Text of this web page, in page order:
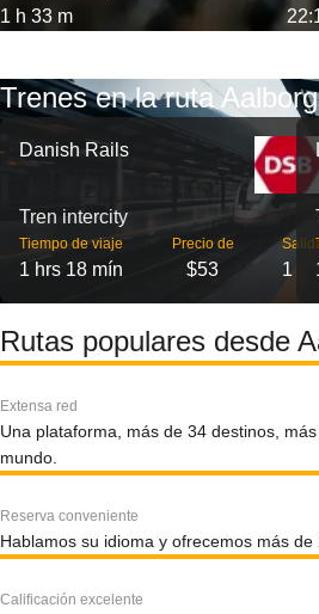
1 h 33 m
Trenes en la ruta
Danish Rails
Tren intercity
Tiempo de viaje
1 hrs 18 mín
Precio de
$53 1
Rutas populares desde
Extensa red
Una plataforma, más de 34 destinos,
mundo.
Reserva conveniente
Hablamos su idioma y ofrecemos más de
Calificación excelente